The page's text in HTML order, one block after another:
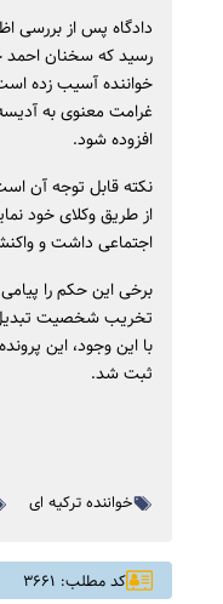
دادگاه پس از بررسی
رسید که سخنان احمد
غرامت معنوی به
افزوده شود.
نکته قابل توجه آن
از طریق وکلای خود
اجتماعی داشت و
برخی این حکم را
تخریب شخصیت تبدیل
با این وجود، این
ثبت شد.
خواننده ترکیه ای
کد مطلب: ۳۶۶۱